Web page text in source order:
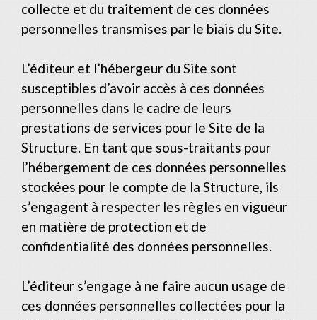
collecte et du traitement de ces données
personnelles transmises par le biais du Site.
L’éditeur et l’hébergeur du Site sont
susceptibles d’avoir accès à ces données
personnelles dans le cadre de leurs
prestations de services pour le Site de la
Structure. En tant que sous-traitants pour
l’hébergement de ces données personnelles
stockées pour le compte de la Structure, ils
s’engagent à respecter les règles en vigueur
en matière de protection et de
confidentialité des données personnelles.
L’éditeur s’engage à ne faire aucun usage de
ces données personnelles collectées pour la